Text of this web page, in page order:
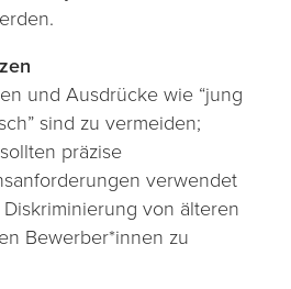
und Ausdrücke wie “jung
sind zu vermeiden;
präzise
verwendet
von älteren
Bewerber*innen zu